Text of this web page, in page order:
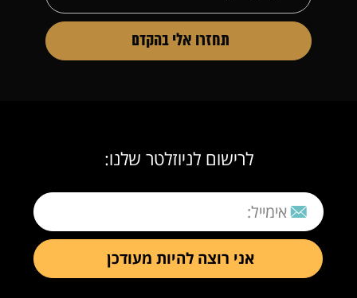
לרישום לניוזלטר שלנו: